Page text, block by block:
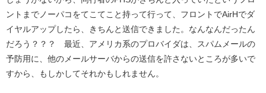
ントまでノーパコをてこてこと持って行って、フロントでAirHでダ
イヤルアップしたら、きちんと送信できました。なんなんだったん
だろう？？？ 最近、アメリカ系のプロバイダは、スパムメールの
予防用に、他のメールサーバからの送信を許さないところが多いで
すから、もしかしてそれかもしれません。